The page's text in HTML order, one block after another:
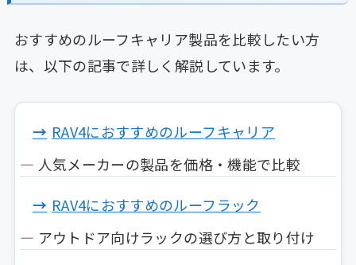
おすすめのルーフキャリア製品を比較したい方
は、以下の記事で詳しく解説しています。
RAV4におすすめのルーフキャリア
— 人気メーカーの製品を価格・機能で比較
RAV4におすすめのルーフラック
— アウトドア向けラックの選び方と取り付け